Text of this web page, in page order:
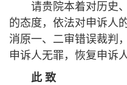
请贵院本着对历史
的态度，依法对申诉人
消原一、二审错误裁判
申诉人无罪，恢复申诉
此 致